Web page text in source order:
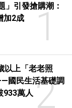
1
」引發搶購潮：
加2成
2
以上「老老照
國民生活基礎調
933萬人